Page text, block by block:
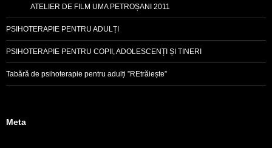
ATELIER DE FILM UMA PETROȘANI 2011
PSIHOTERAPIE PENTRU ADULȚI
PSIHOTERAPIE PENTRU COPII, ADOLESCENȚI ȘI TINERI
Tabără de psihoterapie pentru adulți ”REtrăiește”
Meta